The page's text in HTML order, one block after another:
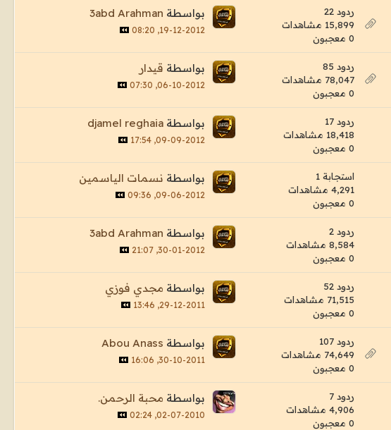
ردود 22
15,899 مشاهدات
0 معجبون
بواسطة 3abd Arahman
19-12-2012, 08:20
ردود 85
78,047 مشاهدات
0 معجبون
بواسطة قيدار
06-10-2012, 07:30
ردود 17
18,418 مشاهدات
0 معجبون
بواسطةdjamel reghaia
09-09-2012, 17:54
استجابة 1
4,291 مشاهدات
0 معجبون
بواسطة نسمات الياسمين
09-06-2012, 09:36
ردود 2
8,584 مشاهدات
0 معجبون
بواسطة 3abd Arahman
30-01-2012, 21:07
ردود 52
71,515 مشاهدات
0 معجبون
بواسطة مجدي فوزي
29-12-2011, 13:46
ردود 107
74,649 مشاهدات
0 معجبون
بواسطة Abou Anass
30-10-2011, 16:06
ردود 7
4,906 مشاهدات
0 معجبون
بواسطة محبة الرحمن.
02-07-2010, 02:24